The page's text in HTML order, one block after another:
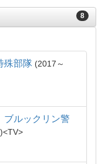
8
殊部隊
2017～
ルックリン警
TV